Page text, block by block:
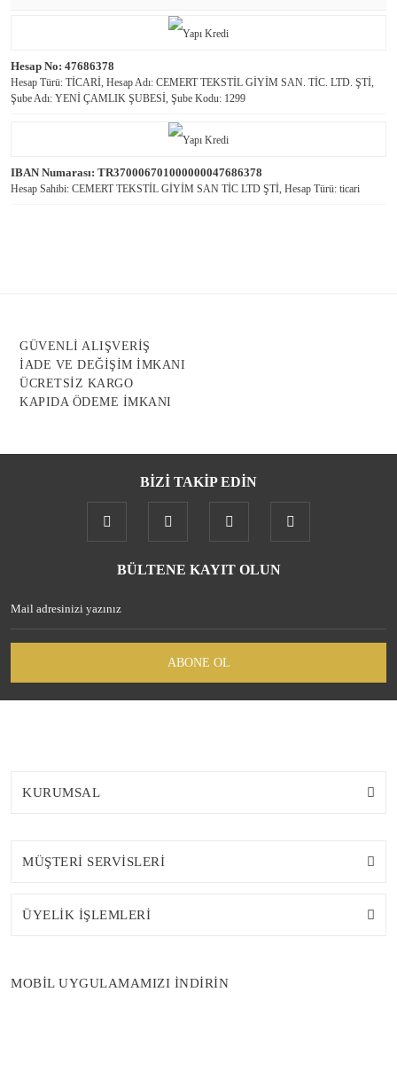
Hesap No: 47686378
Hesap Türü: TİCARİ, Hesap Adı: CEMERT TEKSTİL GİYİM SAN. TİC. LTD. ŞTİ,
Şube Adı: YENİ ÇAMLIK ŞUBESİ, Şube Kodu: 1299
IBAN Numarası: TR370006701000000047686378
Hesap Sahibi: CEMERT TEKSTİL GİYİM SAN TİC LTD ŞTİ, Hesap Türü: ticari
GÜVENLİ ALIŞVERİŞ
İADE VE DEĞİŞİM İMKANI
ÜCRETSİZ KARGO
KAPIDA ÖDEME İMKANI
BİZİ TAKİP EDİN
BÜLTENE KAYIT OLUN
ABONE OL
KURUMSAL
MÜŞTERİ SERVİSLERİ
ÜYELİK İŞLEMLERİ
MOBİL UYGULAMAMIZI İNDİRİN